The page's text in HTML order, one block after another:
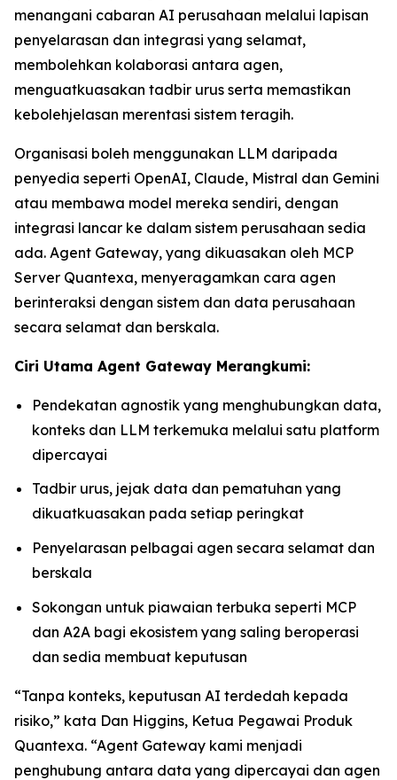
menangani cabaran AI perusahaan melalui lapisan
penyelarasan dan integrasi yang selamat,
membolehkan kolaborasi antara agen,
menguatkuasakan tadbir urus serta memastikan
kebolehjelasan merentasi sistem teragih.
Organisasi boleh menggunakan LLM daripada
penyedia seperti OpenAI, Claude, Mistral dan Gemini
atau membawa model mereka sendiri, dengan
integrasi lancar ke dalam sistem perusahaan sedia
ada. Agent Gateway, yang dikuasakan oleh MCP
Server Quantexa, menyeragamkan cara agen
berinteraksi dengan sistem dan data perusahaan
secara selamat dan berskala.
Ciri Utama Agent Gateway Merangkumi:
Pendekatan agnostik yang menghubungkan data,
konteks dan LLM terkemuka melalui satu platform
dipercayai
Tadbir urus, jejak data dan pematuhan yang
dikuatkuasakan pada setiap peringkat
Penyelarasan pelbagai agen secara selamat dan
berskala
Sokongan untuk piawaian terbuka seperti MCP
dan A2A bagi ekosistem yang saling beroperasi
dan sedia membuat keputusan
“Tanpa konteks, keputusan AI terdedah kepada
risiko,” kata Dan Higgins, Ketua Pegawai Produk
Quantexa. “Agent Gateway kami menjadi
penghubung antara data yang dipercayai dan agen